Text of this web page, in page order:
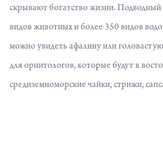
скрывают богатство жизни.
видов животных и более 350 видов
можно увидеть афалину или
для орнитологов, которые будут в
средиземноморские чайки, стрижи,